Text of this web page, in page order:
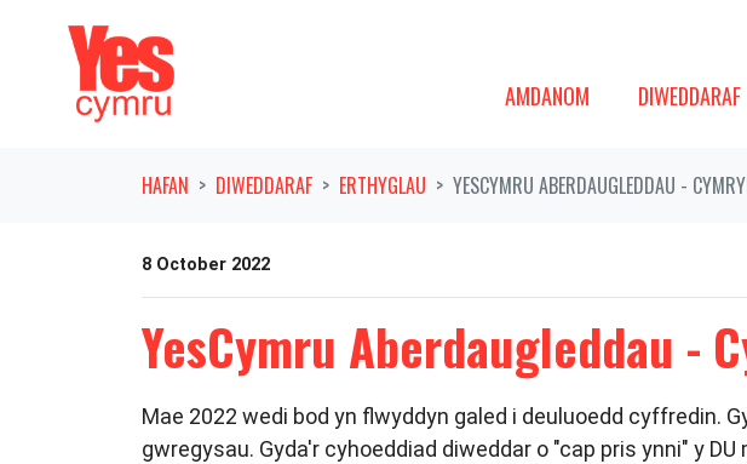
AMDANOM
DANGOS IS-FWYDLEN
AMDANOM DIWEDDARAF
DANGOS IS-
DIWEDDARAF
HAFAN DIWEDDARAF ERTHYGLAU YESCYMRU ABERDAUGLEDDAU -
8 October 2022
YesCymru Aberdaugleddau -
Mae 2022 wedi bod yn flwyddyn galed i deuluoedd cyffredin.
gwregysau. Gyda'r cyhoeddiad diweddar o "cap pris ynni" y